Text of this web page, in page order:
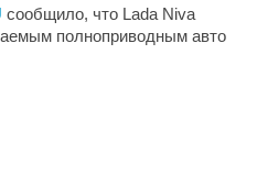
сообщило, что Lada Niva
полноприводным авто